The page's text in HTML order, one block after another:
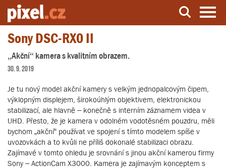
Server o natáčení a zpracování videa
Sony DSC-RX0 II
„Akční“ kamera s kvalitním obrazem.
30. 9. 2019
Je tu nový model akční kamery s velkým jednopalcovým čipem,
výklopným displejem, širokoúhlým objektivem, elektronickou
stabilizací, ale hlavně – konečně s interním záznamem videa v
UHD. Přesto, že je kamera v odolném vodotěsném pouzdru, měli
bychom „akční“ používat ve spojení s tímto modelem spíše v
uvozovkách a to kvůli ne příliš dokonalé stabilizaci obrazu.
Zajímavé v tomto ohledu je srovnání s jinou akční kamerou firmy
Sony – ActionCam X3000. Kamera je zajímavým konceptem s